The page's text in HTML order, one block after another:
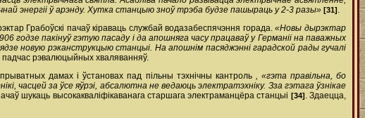
энергіі ў арэнду. Хутка станцыю зноў трэба будзе пашыраць у 2-3 разы» [31].
Грабоўскі пачаў кіраваць службай водазабеспячэння горада.«Новы дырэктар
годзе пакінуў гэтую пасаду і да апошняга часу працаваў у Германіі на паважных
новую рэканструкцыю станцыі. На апошнім пасяджэнні гарадской рады гучалі
падчас рэвалюцыйных хваляванняў.
дамах і ўстановах пад пільны тэхнічны кантроль , «гэта правільна, бо
часцей за ўсе яўрэі, абсалютна не ведаюць электратэхніку. З­за гэтага ўзнікае
шукаць высокакваліфікаванага старшага электраманцёра станцыі [34]. Здаецца,